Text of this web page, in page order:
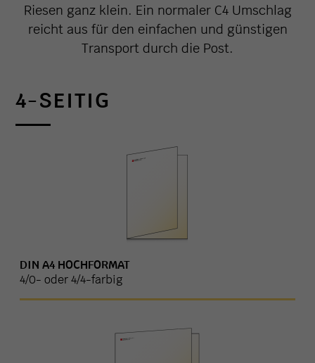
Riesen ganz klein. Ein normaler C4 Umschlag
reicht aus für den einfachen und günstigen
Transport durch die Post.
4-SEITIG
DIN A4 HOCHFORMAT
4/0- oder 4/4-farbig